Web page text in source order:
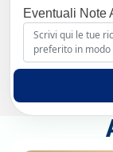
Eventuali Note